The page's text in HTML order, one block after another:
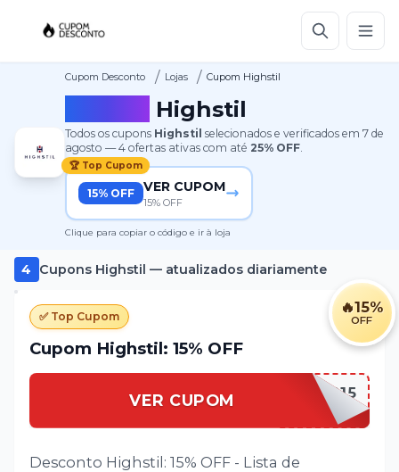
Cupom Desconto / Lojas / Cupom Highstil
Highstil
Todos os cupons Highstil selecionados e verificados em 7 de
agosto —4 ofertas ativas com até 25% OFF.
🏆 Top Cupom
15% OFF VER CUPOM
15% OFF
Clique para copiar o código e ir à loja
4 Cupons Highstil — atualizados diariamente
🔥15%
OFF
✅ Top Cupom
Cupom Highstil: 15% OFF
VER CUPOM OAB15
Desconto Highstil: 15% OFF - Lista de